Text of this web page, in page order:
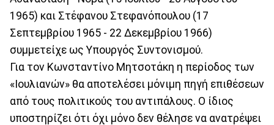
1965) και Στέφανου Στεφανόπουλου (17
Σεπτεμβρίου 1965 - 22 Δεκεμβρίου 1966)
συμμετείχε ως Υπουργός Συντονισμού.
Για τον Κωνσταντίνο Μητσοτάκη η περίοδος των
«Ιουλιανών» θα αποτελέσει μόνιμη πηγή επιθέσεων
από τους πολιτικούς του αντιπάλους. Ο ίδιος
υποστηρίζει ότι όχι μόνο δεν θέλησε να ανατρέψει